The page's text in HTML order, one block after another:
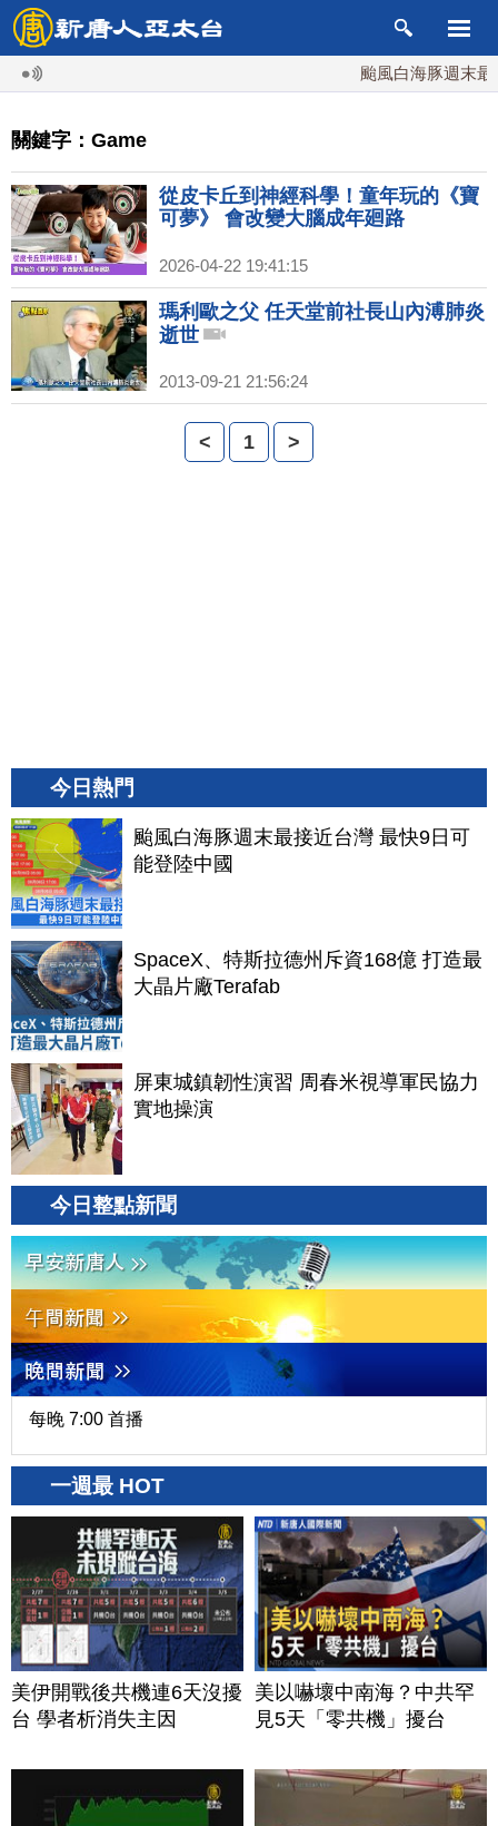
颱風白海豚週末最
關鍵字：Game
從皮卡丘到神經科學！童年玩的《寶
可夢》 會改變大腦成年廻路
2026-04-22 19:41:15
瑪利歐之父 任天堂前社長山內溥肺炎
逝世
2013-09-21 21:56:24
< 1 >
今日熱門
颱風白海豚週末最接近台灣 最快9日可
能登陸中國
SpaceX、特斯拉德州斥資168億 打造最
大晶片廠Terafab
屏東城鎮韌性演習 周春米視導軍民協力
實地操演
今日整點新聞
每晚 7:00 首播
一週最 HOT
美伊開戰後共機連6天沒擾
台 學者析消失主因
美以嚇壞中南海？中共罕
見5天「零共機」擾台